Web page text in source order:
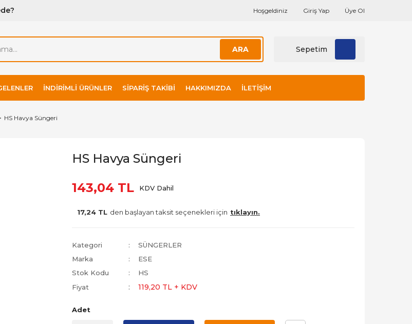
Hoşgeldiniz Giriş Yap Üye Ol
ARA Sepetim
İNDIRIMLI ÜRÜNLER SIPARIŞ TAKIBI HAKKIMIZDA İLETIŞIM
HS Havya Süngeri
HS Havya Süngeri
143,04 TL
KDV Dahil
17,24 TL den başlayan taksit seçenekleri için tıklayın.
Kategori
SÜNGERLER
Marka
ESE
Stok Kodu
HS
Fiyat
119,20 TL + KDV
Adet